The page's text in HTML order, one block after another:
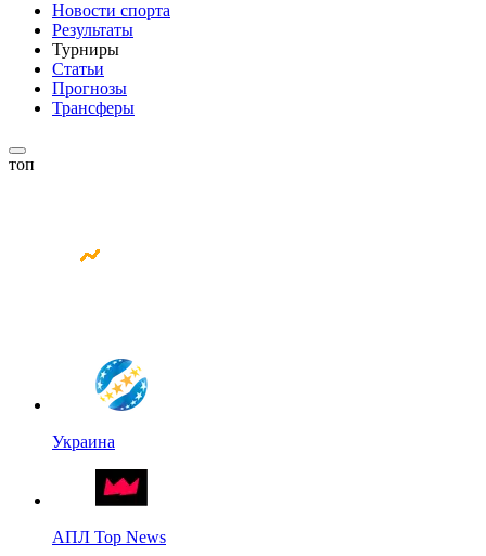
Новости спорта
Результаты
Турниры
Статьи
Прогнозы
Трансферы
топ
Украина
АПЛ Top News